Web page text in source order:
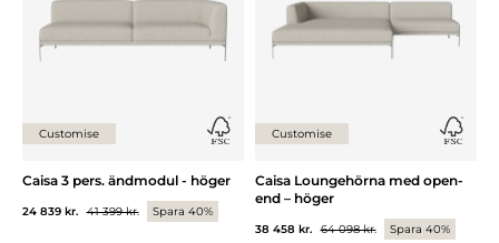
Customise
Caisa 3 pers. ändmodul - höger
24 839 kr. 41 399 kr. Spara 40%
Customise
Caisa Loungehörna med open-
end – höger
38 458 kr. 64 098 kr. Spara 40%